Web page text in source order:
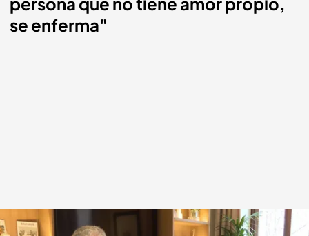
se enferma"
Walter Riso comenta las claves del amor propio.IMAGEN: Fernando
González